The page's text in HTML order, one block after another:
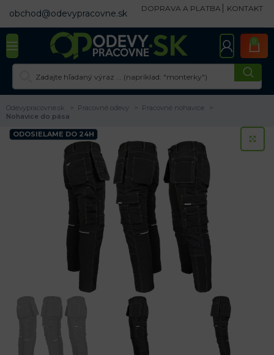
obchod@odevypracovne.sk DOPRAVA A PLATBA KONTAKT
0
Odevypracovne.sk Pracovné odevy
Pracovné nohavice
Nohavice do pása
ODOSIELAME DO 24H